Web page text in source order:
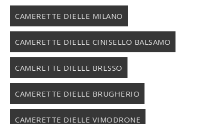
CAMERETTE DIELLE MILANO
CAMERETTE DIELLE CINISELLO BALSAMO
CAMERETTE DIELLE BRESSO
CAMERETTE DIELLE BRUGHERIO
CAMERETTE DIELLE VIMODRONE